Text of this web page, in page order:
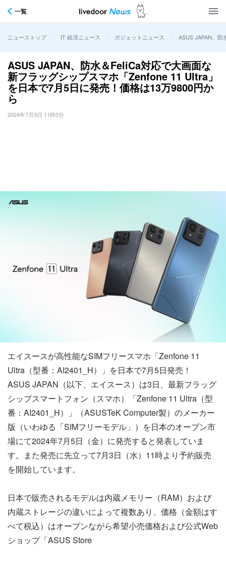
一覧
ニューストップ > IT 経済ニュース > ガジェットニュース > ASUS JAPAN、
ASUS JAPAN、防水＆FeliCa対応で大画面な
新フラッグシップスマホ「Zenfone 11 Ultra」
を日本で7月5日に発売！価格は13万9800円か
ら
2024年7月3日 11時0分
エイスースが高性能なSIMフリースマホ「Zenfone 11
Ultra（型番：AI2401_H）」を日本で7月5日発売！
ASUS JAPAN（以下、エイスース）は3日、最新フラッグ
シップスマートフォン（スマホ）「Zenfone 11 Ultra（型
番：AI2401_H）」（ASUSTeK Computer製）のメーカー
版（いわゆる「SIMフリーモデル」）を日本のオープン市
場にて2024年7月5日（金）に発売すると発表していま
す。また発売に先立って7月3日（水）11時より予約販売
を開始しています。
日本で販売されるモデルは内蔵メモリー（RAM）および
内蔵ストレージの違いによって複数あり、価格（金額はす
べて税込）はオープンながら希望小売価格および公式Web
ショップ「ASUS Store